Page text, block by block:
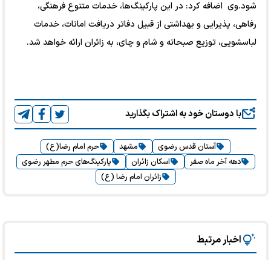
شود.وی اضافه کرد: در این پارکینگ‌ها، خدمات متنوع فرهنگی،
رفاهی، پذیرایی و بهداشتی از قبیل دفاتر دریافت امانات، خدمات
لباسشویی، توزیع صبحانه و شام و چای، به زائران ارائه خواهد شد.
با دوستان خود به اشتراک بگذارید
آستان قدس رضوی مشهد
حرم امام رضا(ع)
دهه آخر ماه صفر
اسکان زائران
پارکینگ‌های حرم مطهر رضوی
زائران امام رضا (ع)
اخبار مرتبط